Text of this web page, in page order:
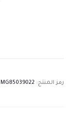
رمز المنتج: MG85039022